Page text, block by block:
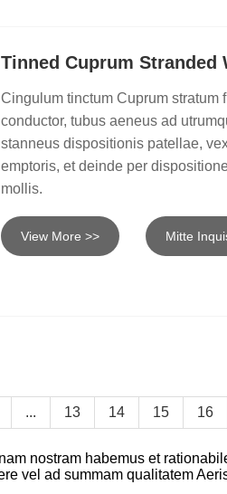
Tinned Cuprum Stranded
Cingulum tinctum Cuprum stratum
conductor, tubus aeneus ad
stanneus dispositionis patellae,
emptoris, et deinde per
mollis.
View More >> Mitte
... 13 14 15 16
nostram habemus et
vel ad summam qualitatem